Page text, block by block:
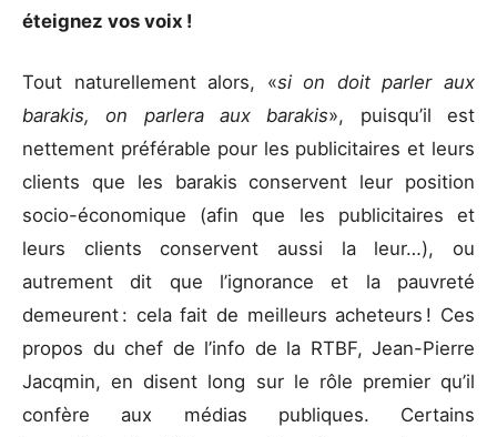
éteignez vos voix !
Tout naturellement alors, «si on doit parler aux
barakis, on parlera aux barakis», puisqu’il est
nettement préférable pour les publicitaires et leurs
clients que les barakis conservent leur position
socio-économique (afin que les publicitaires et
leurs clients conservent aussi la leur…), ou
autrement dit que l’ignorance et la pauvreté
demeurent : cela fait de meilleurs acheteurs ! Ces
propos du chef de l’info de la RTBF, Jean-Pierre
Jacqmin, en disent long sur le rôle premier qu’il
confère aux médias publiques. Certains